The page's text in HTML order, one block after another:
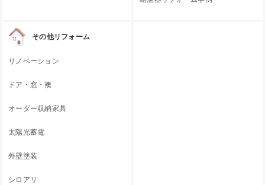
その他リフォーム
リノベーション
ドア・窓・襖
オーダー収納家具
太陽光蓄電
外壁塗装
シロアリ